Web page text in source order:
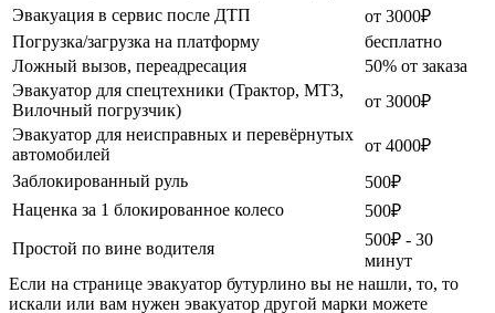
Эвакуация в сервис после ДТП
от 3000₽
Погрузка/загрузка на платформу
бесплатно
Ложный вызов, переадресация
50% от заказа
Эвакуатор для спецтехники (Трактор, МТЗ,
Вилочный погрузчик)
от 3000₽
Эвакуатор для неисправных и перевёрнутых
автомобилей
от 4000₽
Заблокированный руль
500₽
Наценка за 1 блокированное колесо
500₽
Простой по вине водителя
500₽ - 30
минут
Если на странице эвакуатор бутурлино вы не нашли, то, то
искали или вам нужен эвакуатор другой марки можете